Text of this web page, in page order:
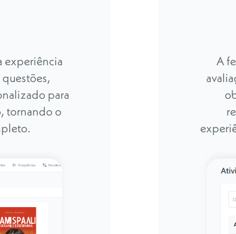
experiência
para
tornando o
A